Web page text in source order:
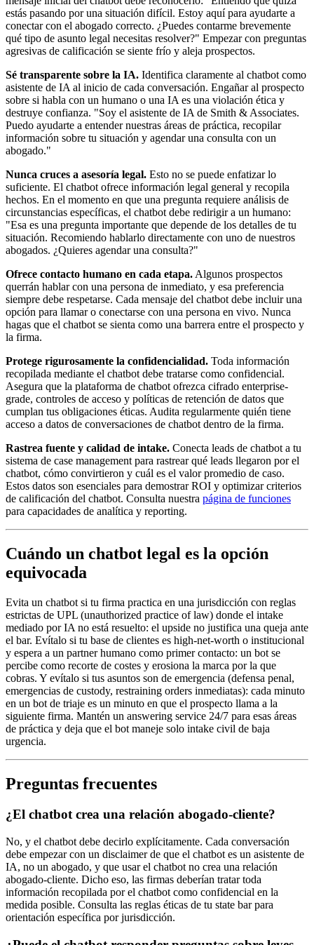
estás pasando por una situación difícil. Estoy aquí para ayudarte a
conectar con el abogado correcto. ¿Puedes contarme brevemente
qué tipo de asunto legal necesitas resolver?" Empezar con preguntas
agresivas de calificación se siente frío y aleja prospectos.
Sé transparente sobre la IA. Identifica claramente al chatbot como
asistente de IA al inicio de cada conversación. Engañar al prospecto
sobre si habla con un humano o una IA es una violación ética y
destruye confianza. "Soy el asistente de IA de Smith & Associates.
Puedo ayudarte a entender nuestras áreas de práctica, recopilar
información sobre tu situación y agendar una consulta con un
abogado."
Nunca cruces a asesoría legal. Esto no se puede enfatizar lo
suficiente. El chatbot ofrece información legal general y recopila
hechos. En el momento en que una pregunta requiere análisis de
circunstancias específicas, el chatbot debe redirigir a un humano:
"Esa es una pregunta importante que depende de los detalles de tu
situación. Recomiendo hablarlo directamente con uno de nuestros
abogados. ¿Quieres agendar una consulta?"
Ofrece contacto humano en cada etapa. Algunos prospectos
querrán hablar con una persona de inmediato, y esa preferencia
siempre debe respetarse. Cada mensaje del chatbot debe incluir una
opción para llamar o conectarse con una persona en vivo. Nunca
hagas que el chatbot se sienta como una barrera entre el prospecto y
la firma.
Protege rigurosamente la confidencialidad. Toda información
recopilada mediante el chatbot debe tratarse como confidencial.
Asegura que la plataforma de chatbot ofrezca cifrado enterprise-
grade, controles de acceso y políticas de retención de datos que
cumplan tus obligaciones éticas. Audita regularmente quién tiene
acceso a datos de conversaciones de chatbot dentro de la firma.
Rastrea fuente y calidad de intake. Conecta leads de chatbot a tu
sistema de case management para rastrear qué leads llegaron por el
chatbot, cómo convirtieron y cuál es el valor promedio de caso.
Estos datos son esenciales para demostrar ROI y optimizar criterios
de calificación del chatbot. Consulta nuestra página de funciones
para capacidades de analítica y reporting.
Cuándo un chatbot legal es la opción
equivocada
Evita un chatbot si tu firma practica en una jurisdicción con reglas
estrictas de UPL (unauthorized practice of law) donde el intake
mediado por IA no está resuelto: el upside no justifica una queja ante
el bar. Evítalo si tu base de clientes es high-net-worth o institucional
y espera a un partner humano como primer contacto: un bot se
percibe como recorte de costes y erosiona la marca por la que
cobras. Y evítalo si tus asuntos son de emergencia (defensa penal,
emergencias de custody, restraining orders inmediatas): cada minuto
en un bot de triaje es un minuto en que el prospecto llama a la
siguiente firma. Mantén un answering service 24/7 para esas áreas
de práctica y deja que el bot maneje solo intake civil de baja
urgencia.
Preguntas frecuentes
¿El chatbot crea una relación abogado-cliente?
No, y el chatbot debe decirlo explícitamente. Cada conversación
debe empezar con un disclaimer de que el chatbot es un asistente de
IA, no un abogado, y que usar el chatbot no crea una relación
abogado-cliente. Dicho eso, las firmas deberían tratar toda
información recopilada por el chatbot como confidencial en la
medida posible. Consulta las reglas éticas de tu state bar para
orientación específica por jurisdicción.